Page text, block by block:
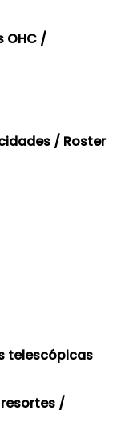
OHC /
/ Roster
telescópicas
/